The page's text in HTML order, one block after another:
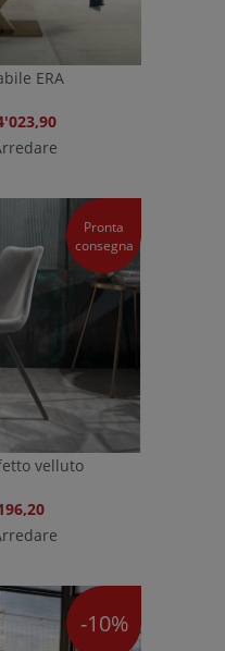
ERA
Pronta
consegna
velluto
-10%